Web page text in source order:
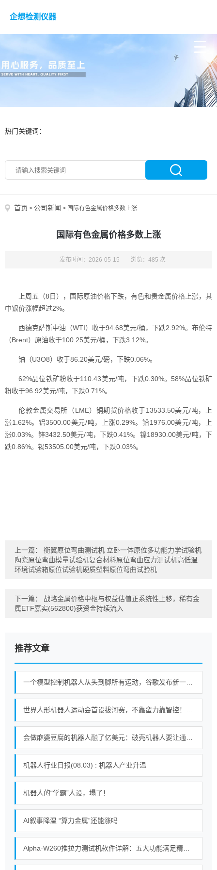
企想检测仪器
热门关键词：
首页 > 公司新闻 > 国际有色金属价格多数上涨
国际有色金属价格多数上涨
发布时间：2026-05-15 浏览：485 次
上周五（8日），国际原油价格下跌，有色和贵金属价格上涨，其
中银价涨幅超过2%。
西德克萨斯中油（WTI）收于94.68美元/桶，下跌2.92%。布伦特
（Brent）原油收于100.25美元/桶，下跌3.12%。
铀（U3O8）收于86.20美元/磅，下跌0.06%。
62%品位铁矿粉收于110.43美元/吨，下跌0.30%。58%品位铁矿
粉收于96.92美元/吨，下跌0.71%。
伦敦金属交易所（LME）铜期货价格收于13533.50美元/吨，上
涨1.62%。铝3500.00美元/吨，上涨0.29%。铅1976.00美元/吨，上
涨0.03%。锌3432.50美元/吨，下跌0.41%。镍18930.00美元/吨，下
跌0.86%。锡53505.00美元/吨，下跌0.03%。
上一篇： 衡翼原位弯曲测试机 立卧一体原位多功能力学试验机
陶瓷原位弯曲模量试验机复合材料原位弯曲应力测试机高低温
环境试验箱原位试验机硬质塑料原位弯曲试验机
下一篇： 战略金属价格中枢与权益估值正系统性上移，稀有金
属ETF嘉实(562800)获资金持续流入
推荐文章
机器人行业日报(08.03) : 机器人产业升温
机器人的“学霸”人设，塌了！
AI叙事降温 “算力金属”还能涨吗